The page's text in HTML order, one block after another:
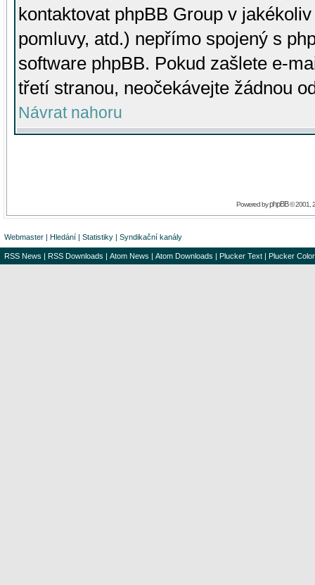
kontaktovat phpBB Group v
pomluvy, atd.) nepřímo spojený s
software phpBB. Pokud zašlete e-
třetí stranou, neočekávejte žádnou
Návrat nahoru
Powered byphpBB© 2001,
Webmaster | Hledání | Statistiky | Syndikační kanály
RSS News | RSS Downloads | Atom News | Atom Downloads | Plucker Text | Plucker Color